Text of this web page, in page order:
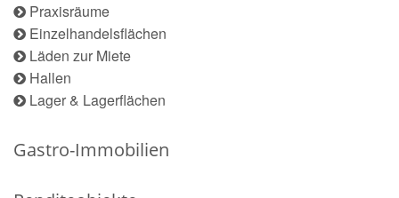
Praxisräume
Einzelhandelsflächen
Läden zur Miete
Hallen
Lager & Lagerflächen
Gastro-Immobilien